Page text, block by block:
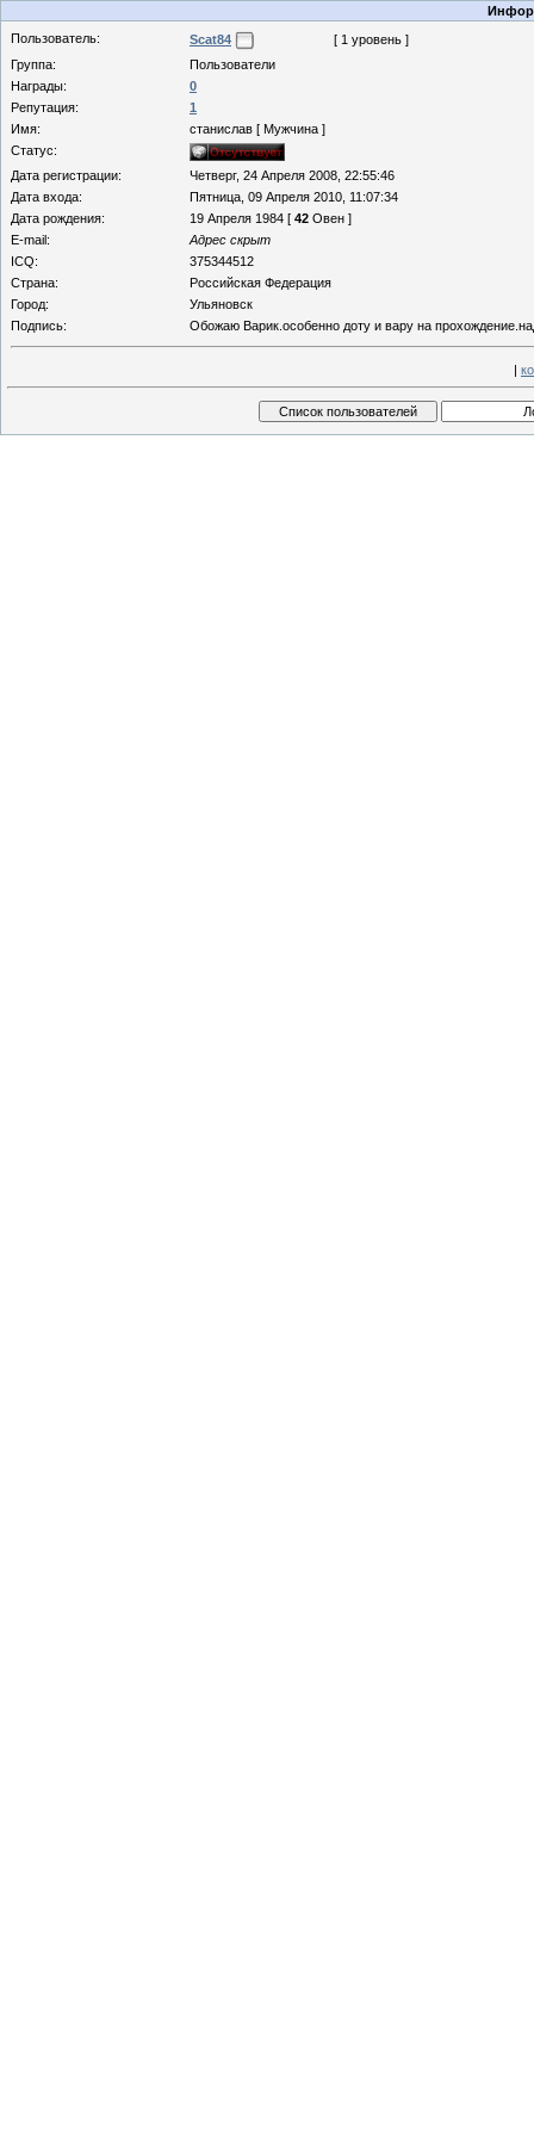
Пользователь:
Scat84
[ 1 уровень ]
Группа:
Пользователи
Награды:
0
Репутация:
1
Имя:
станислав [ Мужчина ]
Статус:
Дата регистрации:
Четверг, 24 Апреля 2008, 22:55:46
Дата входа:
Пятница, 09 Апреля 2010, 11:07:34
Дата рождения:
19 Апреля 1984 [ 42 Овен ]
E-mail:
Адрес скрыт
ICQ:
375344512
Страна:
Российская Федерация
Город:
Ульяновск
Подпись:
Обожаю Варик.особенно доту и вару на
|